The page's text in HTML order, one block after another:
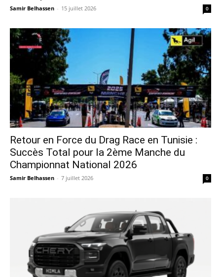
Samir Belhassen - 15 juillet 2026 0
Retour en Force du Drag Race en Tunisie :
Succès Total pour la 2ème Manche du
Championnat National 2026
Samir Belhassen - 7 juillet 2026 0